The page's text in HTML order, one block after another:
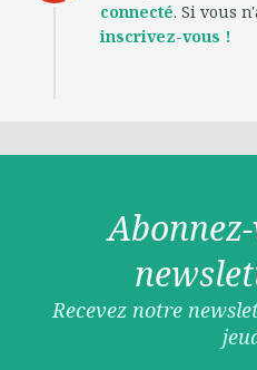
connecté. Si vous
inscrivez-vous !
Recevez notre